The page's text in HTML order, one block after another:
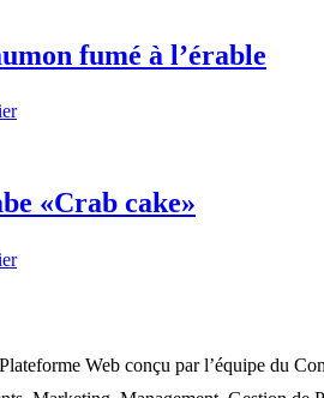
fumé à l’érable
«Crab cake»
Web conçu par l’équipe du